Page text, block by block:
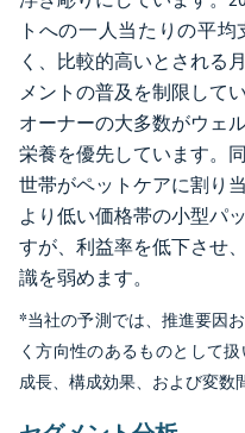
トへの一人当たりの平
く、比較的高いとされる
メントの普及を制限して
オーナーの大多数がウェ
栄養を優先しています。
世帯がペットケアに割り
より低い価格帯の小型パ
すが、利益率を低下させ
識を弱めます。
*当社の予測では、推進要因
く方向性のあるものとして
成長、構成効果、および変数